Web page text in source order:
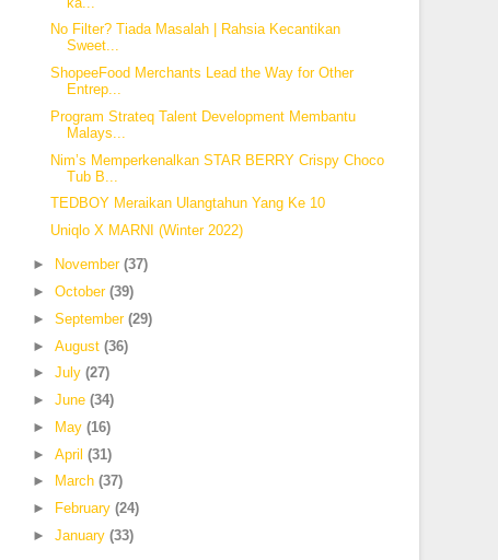
No Filter? Tiada Masalah | Rahsia Kecantikan
Sweet...
ShopeeFood Merchants Lead the Way for Other
Entrep...
Program Strateq Talent Development Membantu
Malays...
Nim’s Memperkenalkan STAR BERRY Crispy Choco
Tub B...
TEDBOY Meraikan Ulangtahun Yang Ke 10
Uniqlo X MARNI (Winter 2022)
► November (37)
► October (39)
► September (29)
► August (36)
► July (27)
► June (34)
►
May (16)
► April (31)
►
March (37)
►
February (24)
► January (33)